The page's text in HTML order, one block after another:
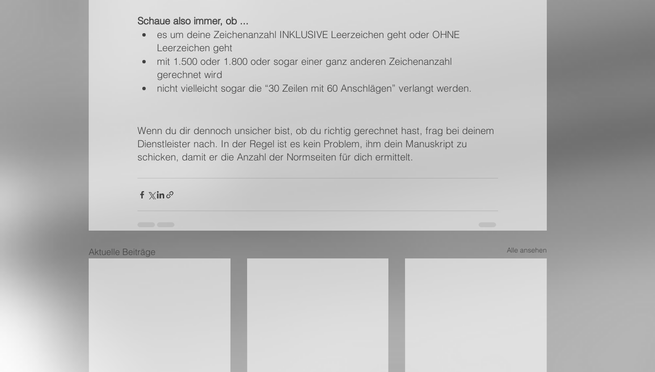
Schaue also immer, ob ...
es um deine Zeichenanzahl INKLUSIVE Leerzeichen geht oder OHNE
Leerzeichen geht
mit 1.500 oder 1.800 oder sogar einer ganz anderen Zeichenanzahl
gerechnet wird
nicht vielleicht sogar die “30 Zeilen mit 60 Anschlägen” verlangt werden.
Wenn du dir dennoch unsicher bist, ob du richtig gerechnet hast, frag bei deinem
Dienstleister nach. In der Regel ist es kein Problem, ihm dein Manuskript zu
schicken, damit er die Anzahl der Normseiten für dich ermittelt.
Aktuelle Beiträge Alle ansehen